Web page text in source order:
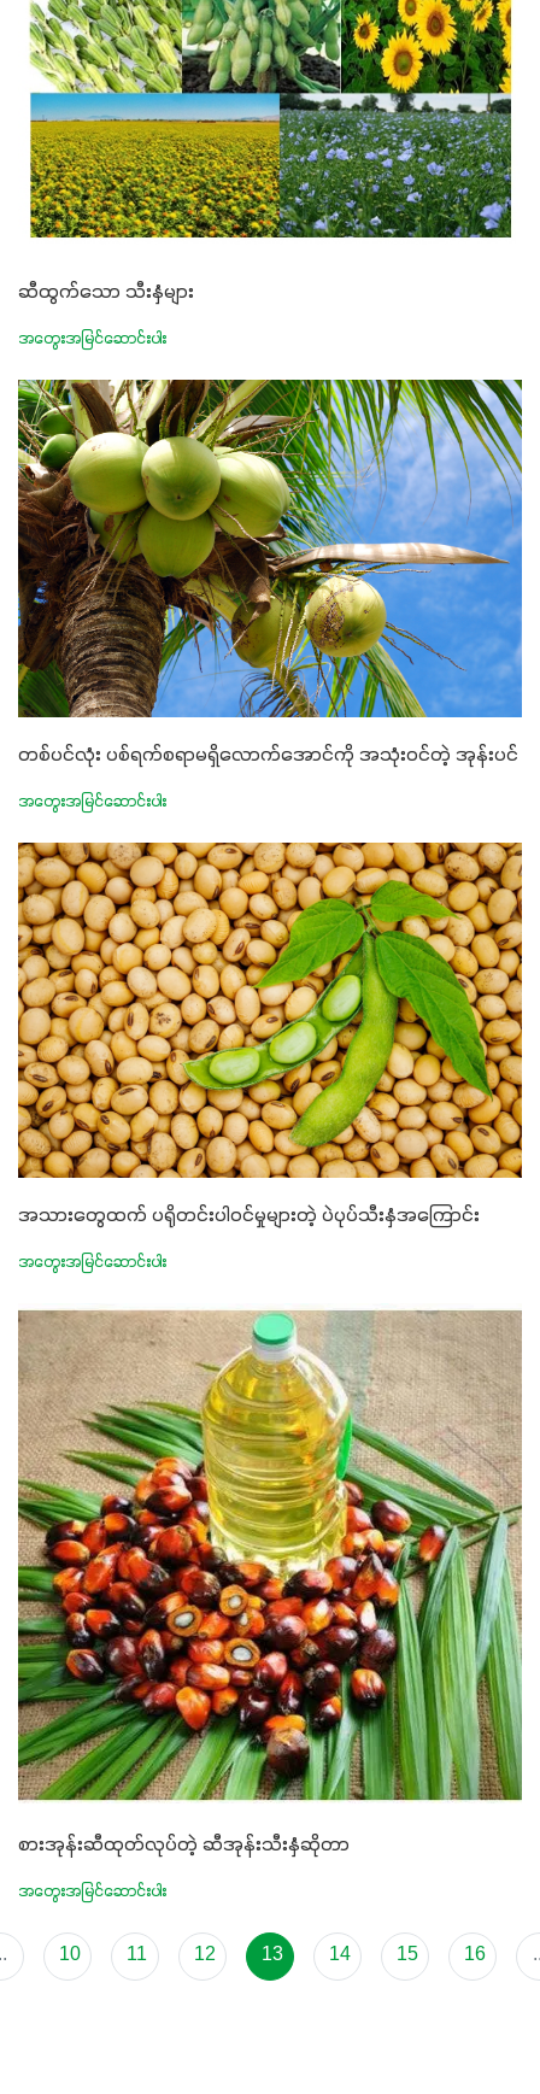
ဆီထွက်သော သီးနှံများ
အတွေးအမြင်ဆောင်းပါး
တစ်ပင်လုံး ပစ်ရက်စရာမရှိလောက်အောင်ကို အသုံးဝင်တဲ့ အုန်းပင်
အတွေးအမြင်ဆောင်းပါး
အသားတွေထက် ပရိုတင်းပါဝင်မှုများတဲ့ ပဲပုပ်သီးနှံအကြောင်း
အတွေးအမြင်ဆောင်းပါး
စားအုန်းဆီထုတ်လုပ်တဲ့ ဆီအုန်းသီးနှံဆိုတာ
အတွေးအမြင်ဆောင်းပါး
10 11 12 13 14 15 16